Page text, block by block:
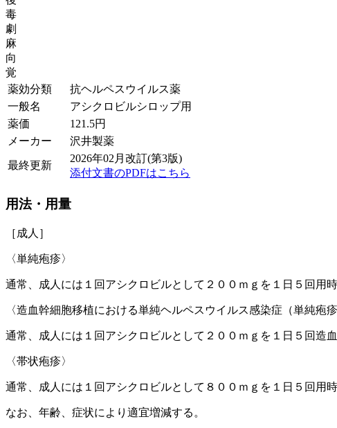
毒
劇
麻
向
覚
薬効分類
抗ヘルペスウイルス薬
一般名
アシクロビルシロップ用
薬価
121.5円
メーカー
沢井製薬
最終更新
2026年02月改訂(第3版)
添付文書のPDFはこちら
用法・用量
［成人］
〈単純疱疹〉
通常、成人には１回アシクロビルとして２００ｍｇを１日５回用
〈造血幹細胞移植における単純ヘルペスウイルス感染症（単純疱
通常、成人には１回アシクロビルとして２００ｍｇを１日５回造
〈帯状疱疹〉
通常、成人には１回アシクロビルとして８００ｍｇを１日５回用
なお、年齢、症状により適宜増減する。